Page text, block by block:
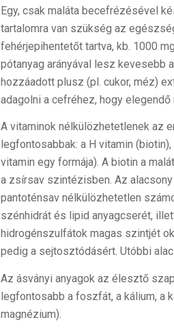
Egy, csak maláta becefrézésével
tartalomra van szükség az
fehérjepihentetőt tartva, kb. 1000
pótanyag arányával lesz kevesebb
hozzáadott plusz (pl. cukor, méz)
adagolni a cefréhez, hogy
A vitaminok nélkülözhetetlenek az
legfontosabbak: a H vitamin
vitamin egy formája). A biotin a
a zsírsav szintézisben. Az
pantoténsav nélkülözhetetlen
szénhidrát és lipid anyagcserét,
hidrogénszulfátok magas szintjét
pedig a sejtosztódásért. Utóbbi
Az ásványi anyagok az élesztő
legfontosabb a foszfát, a kálium, a
magnézium).